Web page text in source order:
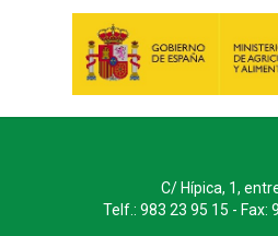
C/ Hípica, 1,
Telf.: 983 23 95 15 - Fax: